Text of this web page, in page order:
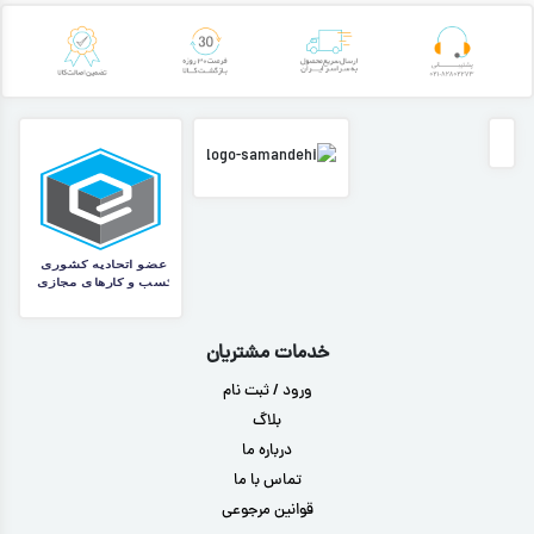
خدمات مشتریان
ورود / ثبت نام
بلاگ
درباره ما
تماس با ما
قوانین مرجوعی